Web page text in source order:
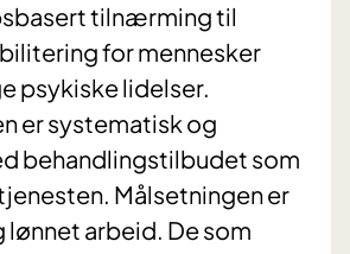
tilnærming til
for mennesker
psykiske lidelser.
er systematisk og
behandlingstilbudet som
Målsetningen er
lønnet arbeid. De som